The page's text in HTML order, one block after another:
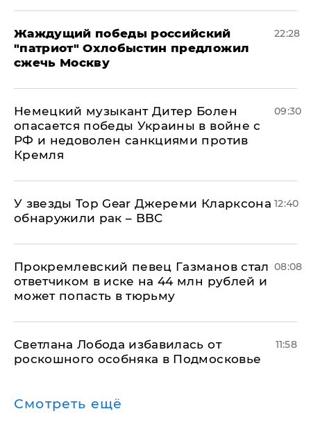
Жаждущий победы российский
"патриот" Охлобыстин предложил
сжечь Москву
22:28
Немецкий музыкант Дитер Болен
опасается победы Украины в войне с
РФ и недоволен санкциями против
Кремля
09:30
У звезды Top Gear Джереми Кларксона
обнаружили рак – BBC
12:40
Прокремлевский певец Газманов стал
ответчиком в иске на 44 млн рублей и
может попасть в тюрьму
08:08
Светлана Лобода избавилась от
роскошного особняка в Подмосковье
11:58
Смотреть ещё